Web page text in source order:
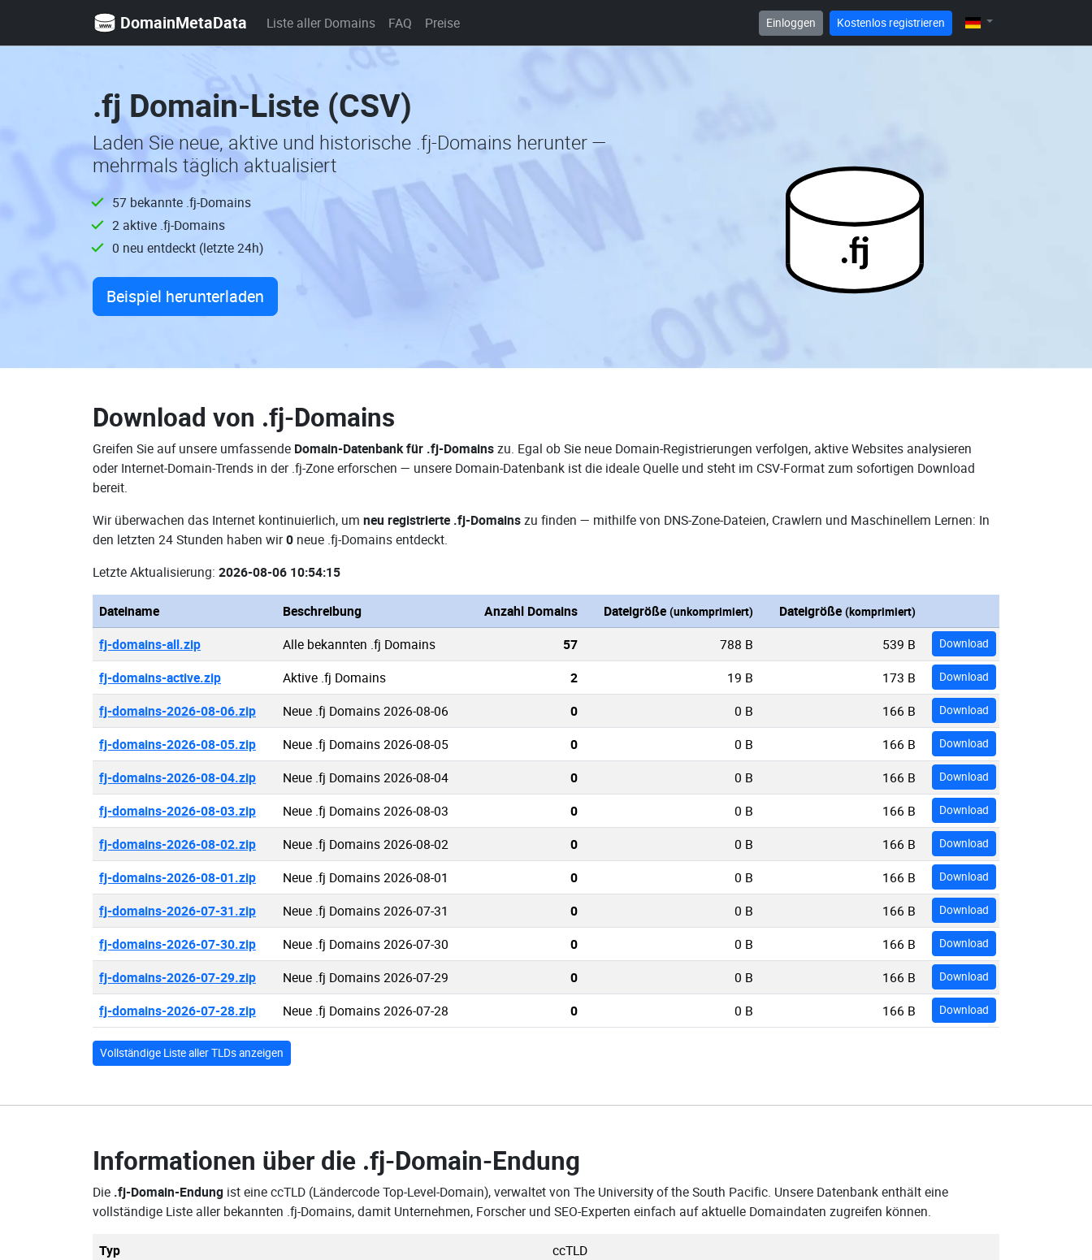
DomainMetaData Liste aller Domains FAQ Preise Einloggen Kostenlos registrieren
.fj Domain-Liste (CSV)
Laden Sie neue, aktive und historische .fj-Domains herunter —
mehrmals täglich aktualisiert
57 bekannte .fj-Domains
2 aktive .fj-Domains
0 neu entdeckt (letzte 24h)
Beispiel herunterladen
.fj
Download von .fj-Domains
Greifen Sie auf unsere umfassende Domain-Datenbank für .fj-Domainszu. Egal ob Sie neue Domain-Registrierungen verfolgen, aktive Websites analysieren
oder Internet-Domain-Trends in der .fj-Zone erforschen — unsere Domain-Datenbank ist die ideale Quelle und steht im CSV-Format zum sofortigen Download
bereit.
Wir überwachen das Internet kontinuierlich, um neu registrierte .fj-Domainszu finden — mithilfe von DNS-Zone-Dateien, Crawlern und Maschinellem Lernen: In
den letzten 24 Stunden haben wir0 neue .fj-Domains entdeckt.
Letzte Aktualisierung: 2026-08-06 10:54:15
Dateiname Beschreibung Anzahl Domains Dateigröße (unkomprimiert) Dateigröße (komprimiert)
fj-domains-all.zip Alle bekannten .fj Domains 57 788 B 539 B Download
fj-domains-active.zip Aktive .fj Domains 2 19 B 173 B Download
fj-domains-2026-08-06.zip Neue .fj Domains 2026-08-06 0 0 B 166 B Download
fj-domains-2026-08-05.zip Neue .fj Domains 2026-08-05 0 0 B 166 B Download
fj-domains-2026-08-04.zip Neue .fj Domains 2026-08-04 0 0 B 166 B Download
fj-domains-2026-08-03.zip Neue .fj Domains 2026-08-03 0 0 B 166 B Download
fj-domains-2026-08-02.zip Neue .fj Domains 2026-08-02 0 0 B 166 B Download
fj-domains-2026-08-01.zip Neue .fj Domains 2026-08-01 0 0 B 166 B Download
fj-domains-2026-07-31.zip Neue .fj Domains 2026-07-31 0 0 B 166 B Download
fj-domains-2026-07-30.zip Neue .fj Domains 2026-07-30 0 0 B 166 B Download
fj-domains-2026-07-29.zip Neue .fj Domains 2026-07-29 0 0 B 166 B Download
fj-domains-2026-07-28.zip Neue .fj Domains 2026-07-28 0 0 B 166 B Download
Vollständige Liste aller TLDs anzeigen
Informationen über die .fj-Domain-Endung
Die .fj-Domain-Endung ist eine ccTLD (Ländercode Top-Level-Domain), verwaltet von The University of the South Pacific. Unsere Datenbank enthält eine
vollständige Liste aller bekannten .fj-Domains, damit Unternehmen, Forscher und SEO-Experten einfach auf aktuelle Domaindaten zugreifen können.
Typ
ccTLD